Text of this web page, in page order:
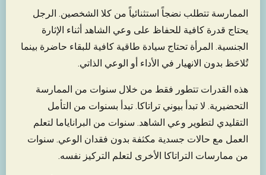
الممارسة تتطلب نضجاً استثنائياً من كلا الشخصين. الرجل
يحتاج قدرة كافية للحفاظ على وعي الشاهد أثناء الإثارة
الجنسية. المرأة تحتاج سيادة طاقية كافية للبقاء حاضرة بينما
تُلاحَظ بدون الانهيار في الأداء أو الوعي الذاتي.
هذه القدرات تتطور فقط من خلال سنوات من الممارسة
التحضيرية. لا تبدأ بيوني تراتاكا. تبدأ بسنوات من التأمل
التقليدي لتطوير وعي الشاهد. سنوات من البراناياما لتعلم
العمل مع حالات جسدية مكثفة بدون فقدان الوعي. سنوات
من ممارسات التراتاكا الأخرى لتعلم التركيز نفسه.